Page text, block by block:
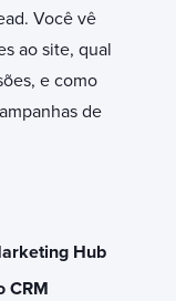
Você vê
ao site, qual
e como
de
Hub
CRM